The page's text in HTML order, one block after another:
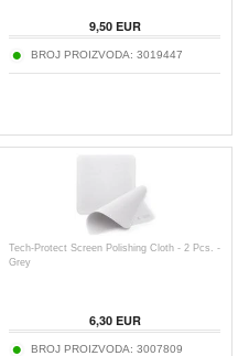
9,50EUR
BROJ PROIZVODA: 3019447
Tech-Protect Screen Polishing Cloth - 2 Pcs. -
Grey
6,30EUR
BROJ PROIZVODA: 3007809